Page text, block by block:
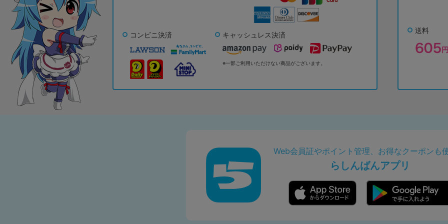
コンビニ決済 キャッシュレス決済
※一部ご利用いただけない商品がございます。
送料
Web会員証やポイント管理、お得なクーポンも
らしんばんアプリ